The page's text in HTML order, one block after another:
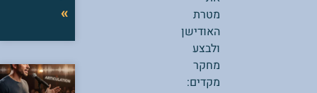
מטרת
האודישן
ולבצע
מחקר
מקדים:
»